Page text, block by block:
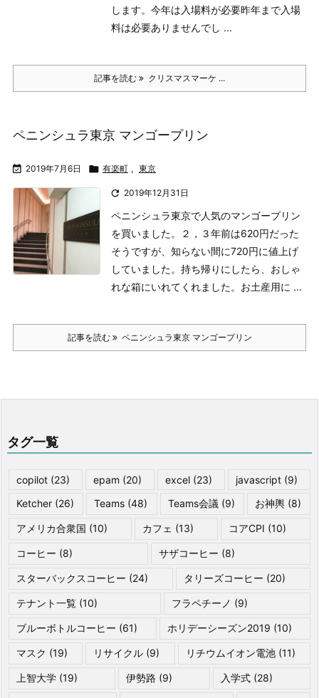
します。 今年は入場料が必要昨年まで入場
料は必要ありませんでし ...
記事を読む クリスマスマーケ ...
ペニンシュラ東京 マンゴープリン
 2019年7月6日  有楽町 , 東京
 2019年12月31日
ペニンシュラ東京で人気のマンゴープリン
を買いました。
２，３年前は620円だった
そうですが、知らない間に720円に値上げ
していました。 持ち帰りにしたら、おしゃ
れな箱にいれてくれました。 お土産用に ...
記事を読む ペニンシュラ東京 マンゴープリン
タグ一覧
copilot (23) epam (20) excel (23) javascript (9)
Ketcher (26) Teams (48) Teams会議 (9) お神輿(8)
アメリカ合衆国 (10) カフェ (13) コアCPI (10)
コーヒー (8) サザコーヒー (8)
スターバックスコーヒー (24) タリーズコーヒー (20)
テナント一覧 (10) フラペチーノ (9)
ブルーボトルコーヒー (61) ホリデーシーズン2019 (10)
マスク (19) リサイクル (9) リチウムイオン電池(11)
上智大学 (19) 伊勢路 (9) 入学式 (28)